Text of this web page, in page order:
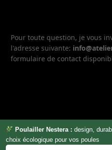
Poulailler Nestera : design,
choix écologique pour vos poules
Pour toute question, je vous
l'adresse suivante:
formulaire de contact